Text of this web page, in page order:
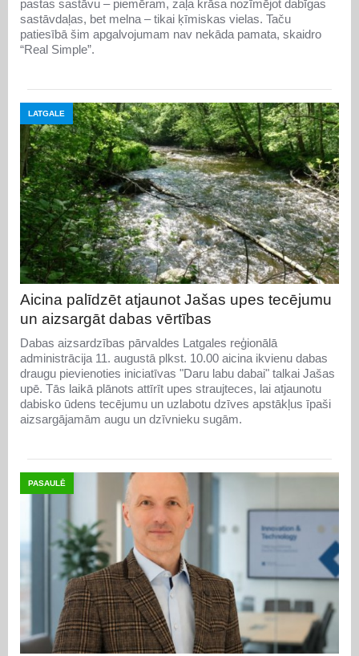
pastas sastāvu – piemēram, zaļa krāsa nozīmējot dabīgas
sastāvdaļas, bet melna – tikai ķīmiskas vielas. Taču
patiesībā šim apgalvojumam nav nekāda pamata, skaidro
“Real Simple”.
LATGALE
Aicina palīdzēt atjaunot Jašas upes tecējumu
un aizsargāt dabas vērtības
Dabas aizsardzības pārvaldes Latgales reģionālā
administrācija 11. augustā plkst. 10.00 aicina ikvienu dabas
draugu pievienoties iniciatīvas "Daru labu dabai" talkai Jašas
upē. Tās laikā plānots attīrīt upes straujteces, lai atjaunotu
dabisko ūdens tecējumu un uzlabotu dzīves apstākļus īpaši
aizsargājamām augu un dzīvnieku sugām.
PASAULĒ